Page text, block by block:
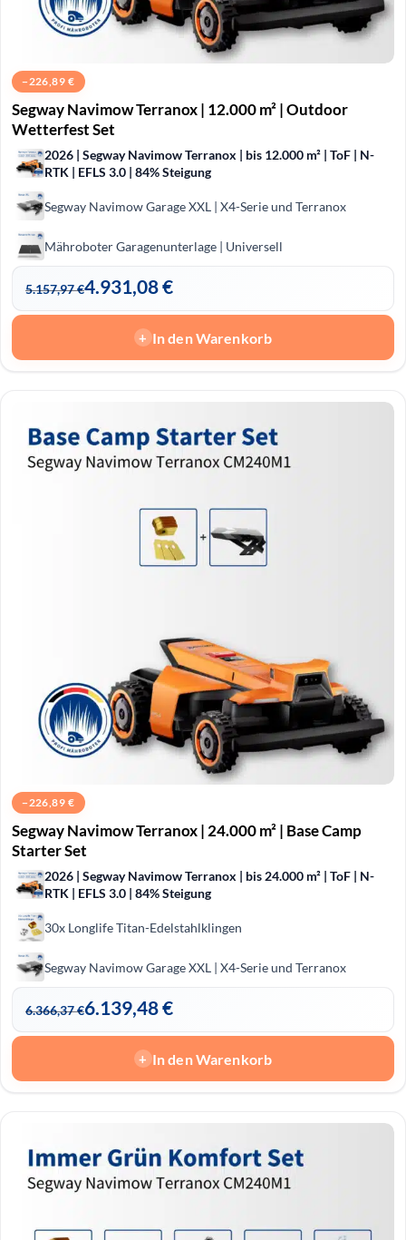
−226,89 €
Segway Navimow Terranox | 12.000 m² | Outdoor
Wetterfest Set
2026 | Segway Navimow Terranox | bis 12.000 m² | ToF | N-
RTK | EFLS 3.0 | 84% Steigung
Segway Navimow Garage XXL | X4-Serie und Terranox
Mähroboter Garagenunterlage | Universell
5.157,97€4.931,08€
+ In den Warenkorb
−226,89 €
Segway Navimow Terranox | 24.000 m² | Base Camp
Starter Set
2026 | Segway Navimow Terranox | bis 24.000 m² | ToF | N-
RTK | EFLS 3.0 | 84% Steigung
30x Longlife Titan-Edelstahlklingen
Segway Navimow Garage XXL | X4-Serie und Terranox
6.366,37€6.139,48€
+ In den Warenkorb